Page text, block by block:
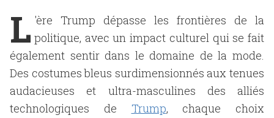
L 'ère Trump dépasse les frontières de la
politique, avec un impact culturel qui se fait
également sentir dans le domaine de la mode.
Des costumes bleus surdimensionnés aux tenues
audacieuses et ultra-masculines des alliés
technologiques de Trump, chaque choix